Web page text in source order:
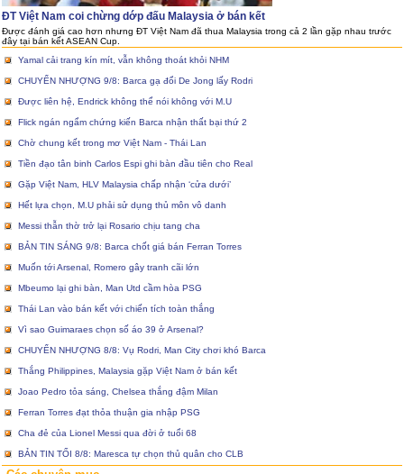
ĐT Việt Nam coi chừng dớp đấu Malaysia ở bán kết
Được đánh giá cao hơn nhưng ĐT Việt Nam đã thua Malaysia trong cả 2 lần gặp nhau trước
đây tại bán kết ASEAN Cup.
Yamal cải trang kín mít, vẫn không thoát khỏi NHM
CHUYỂN NHƯỢNG 9/8: Barca gạ đổi De Jong lấy Rodri
Được liên hệ, Endrick không thể nói không với M.U
Flick ngán ngẩm chứng kiến Barca nhận thất bại thứ 2
Chờ chung kết trong mơ Việt Nam - Thái Lan
Tiền đạo tân binh Carlos Espi ghi bàn đầu tiên cho Real
Gặp Việt Nam, HLV Malaysia chấp nhận ‘cửa dưới’
Hết lựa chọn, M.U phải sử dụng thủ môn vô danh
Messi thẫn thờ trở lại Rosario chịu tang cha
BẢN TIN SÁNG 9/8: Barca chốt giá bán Ferran Torres
Muốn tới Arsenal, Romero gây tranh cãi lớn
Mbeumo lại ghi bàn, Man Utd cầm hòa PSG
Thái Lan vào bán kết với chiến tích toàn thắng
Vì sao Guimaraes chọn số áo 39 ở Arsenal?
CHUYỂN NHƯỢNG 8/8: Vụ Rodri, Man City chơi khó Barca
Thắng Philippines, Malaysia gặp Việt Nam ở bán kết
Joao Pedro tỏa sáng, Chelsea thắng đậm Milan
Ferran Torres đạt thỏa thuận gia nhập PSG
Cha đẻ của Lionel Messi qua đời ở tuổi 68
BẢN TIN TỐI 8/8: Maresca tự chọn thủ quân cho CLB